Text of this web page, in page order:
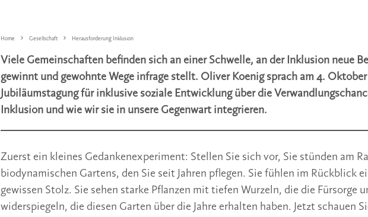
Home Gesellschaft Herausforderung Inklusion
Viele Gemeinschaften befinden sich an einer Schwelle, an der Inklusion neue
gewinnt und gewohnte Wege infrage stellt. Oliver Koenig sprach am 4.
Jubiläumstagung für inklusive soziale Entwicklung über die
Inklusion und wie wir sie in unsere Gegenwart integrieren.
Zuerst ein kleines Gedankenexperiment: Stellen Sie sich vor, Sie stünden am
biodynamischen Gartens, den Sie seit Jahren pflegen. Sie fühlen im Rückblick
gewissen Stolz. Sie sehen starke Pflanzen mit tiefen Wurzeln, die die Fürsorge
widerspiegeln, die diesen Garten über die Jahre erhalten haben. Jetzt schauen